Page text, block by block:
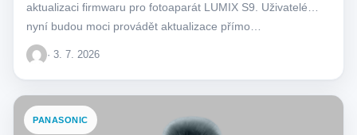
aktualizaci firmwaru pro fotoaparát LUMIX S9. Uživatelé
nyní budou moci provádět aktualizace přímo…
· 3. 7. 2026
PANASONIC